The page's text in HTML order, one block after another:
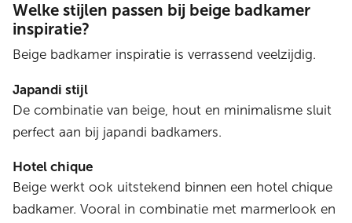
Welke stijlen passen bij beige badkamer
inspiratie?
Beige badkamer inspiratie is verrassend veelzijdig.
Japandi stijl
De combinatie van beige, hout en minimalisme sluit
perfect aan bij japandi badkamers.
Hotel chique
Beige werkt ook uitstekend binnen een hotel chique
badkamer. Vooral in combinatie met marmerlook en